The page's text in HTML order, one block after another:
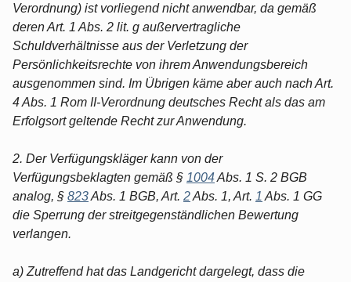
Verordnung) ist vorliegend nicht anwendbar, da gemäß
deren Art. 1 Abs. 2 lit. g außervertragliche
Schuldverhältnisse aus der Verletzung der
Persönlichkeitsrechte von ihrem Anwendungsbereich
ausgenommen sind. Im Übrigen käme aber auch nach Art.
4 Abs. 1 Rom II-Verordnung deutsches Recht als das am
Erfolgsort geltende Recht zur Anwendung.
2. Der Verfügungskläger kann von der
Verfügungsbeklagten gemäß § 1004Abs. 1 S. 2 BGB
analog, § 823Abs. 1 BGB, Art. 2Abs. 1, Art. 1 Abs. 1 GG
die Sperrung der streitgegenständlichen Bewertung
verlangen.
a) Zutreffend hat das Landgericht dargelegt, dass die